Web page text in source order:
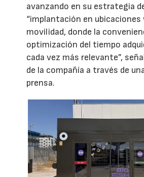
avanzando en su estrategia
“implantación en ubicaciones
movilidad, donde la
optimización del tiempo
cada vez más relevante”,
de la compañía a través de
prensa.